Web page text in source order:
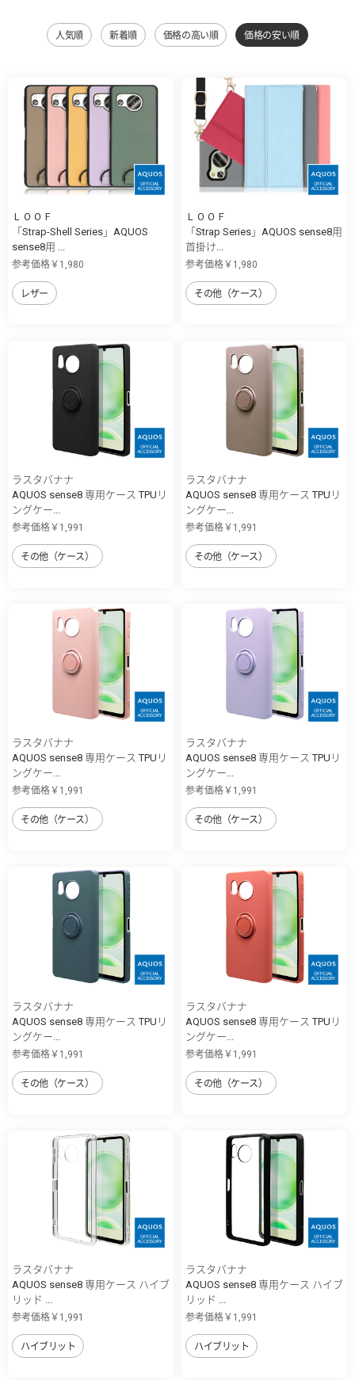
人気順 新着順 価格の高い順 価格の安い順
ＬＯＯＦ
「Strap-Shell Series」AQUOS
sense8用 ...
参考価格￥1,980
レザー
ＬＯＯＦ
「Strap Series」AQUOS sense8用
首掛け...
参考価格￥1,980
その他（ケース）
ラスタバナナ
AQUOS sense8 専用ケース TPUリ
ングケー...
参考価格￥1,991
その他（ケース）
ラスタバナナ
AQUOS sense8 専用ケース TPUリ
ングケー...
参考価格￥1,991
その他（ケース）
ラスタバナナ
AQUOS sense8 専用ケース TPUリ
ングケー...
参考価格￥1,991
その他（ケース）
ラスタバナナ
AQUOS sense8 専用ケース TPUリ
ングケー...
参考価格￥1,991
その他（ケース）
ラスタバナナ
AQUOS sense8 専用ケース TPUリ
ングケー...
参考価格￥1,991
その他（ケース）
ラスタバナナ
AQUOS sense8 専用ケース TPUリ
ングケー...
参考価格￥1,991
その他（ケース）
ラスタバナナ
AQUOS sense8 専用ケース ハイブ
リッド ...
参考価格￥1,991
ハイブリット
ラスタバナナ
AQUOS sense8 専用ケース ハイブ
リッド ...
参考価格￥1,991
ハイブリット